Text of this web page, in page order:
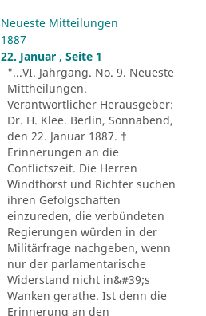
Neueste Mitteilungen
1887
22. Januar , Seite 1
"...VI. Jahrgang. No. 9. Neueste
Mittheilungen.
Verantwortlicher Herausgeber:
Dr. H. Klee. Berlin, Sonnabend,
den 22. Januar 1887. †
Erinnerungen an die
Conflictszeit. Die Herren
Windthorst und Richter suchen
ihren Gefolgschaften
einzureden, die verbündeten
Regierungen würden in der
Militärfrage nachgeben, wenn
nur der parlamentarische
Widerstand nicht in&#39;s
Wanken gerathe. Ist denn die
Erinnerung an den